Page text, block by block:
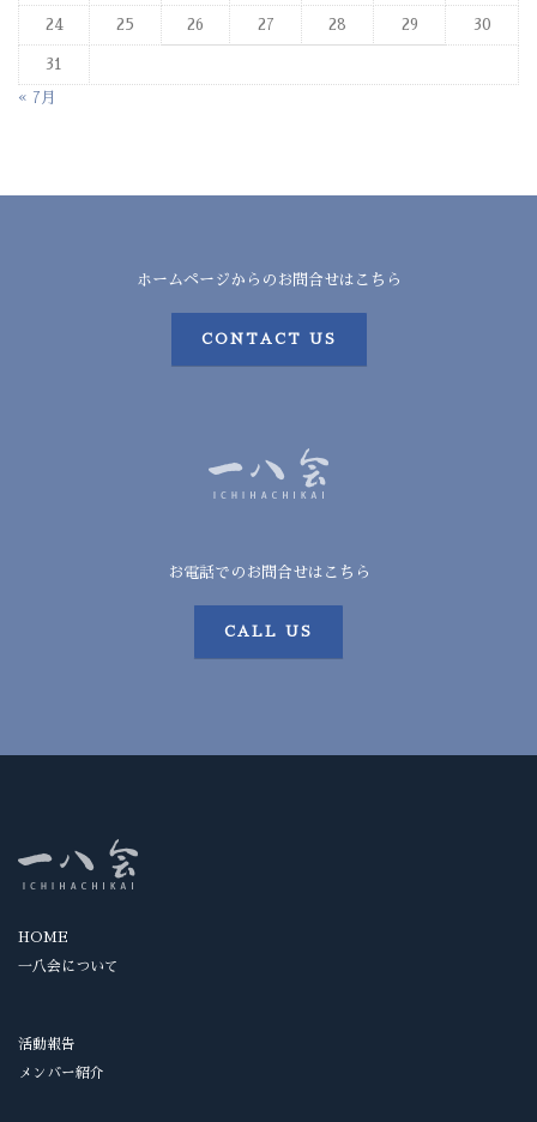
24 25 26 27 28 29 30
31
« 7月
ホームページからのお問合せはこちら
CONTACT US
お電話でのお問合せはこちら
CALL US
HOME
一八会について
活動報告
メンバー紹介